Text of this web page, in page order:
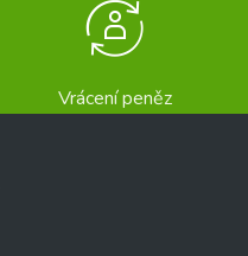
Vrácení peněz